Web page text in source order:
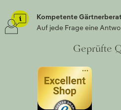
Kompetente
Auf jede Frage eine
Geprüfte